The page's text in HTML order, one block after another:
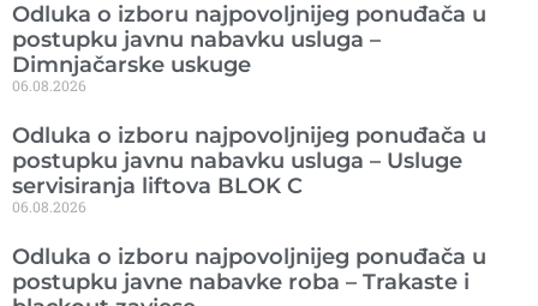
Odluka o izboru najpovoljnijeg ponuđača u
postupku javnu nabavku usluga –
Dimnjačarske uskuge
06.08.2026
Odluka o izboru najpovoljnijeg ponuđača u
postupku javnu nabavku usluga – Usluge
servisiranja liftova BLOK C
06.08.2026
Odluka o izboru najpovoljnijeg ponuđača u
postupku javne nabavke roba – Trakaste i